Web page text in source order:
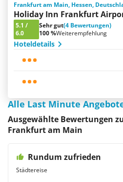
Frankfurt am Main, Hessen,
Holiday Inn Frankfurt
5.1 /
6.0
Sehr gut(4 Bewertungen)
100 %Weiterempfehlung
Hoteldetails
Alle Last Minute
Ausgewählte Bewertungen
Frankfurt am Main
Rundum zufrieden
Städtereise